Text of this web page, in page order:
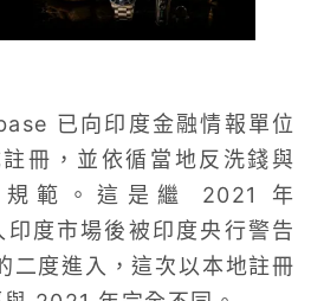
已向印度金融情報單位
冊，並依循當地反洗錢與
範。這是繼 2021 年
度市場後被印度央行警告
二度進入，這次以本地註冊